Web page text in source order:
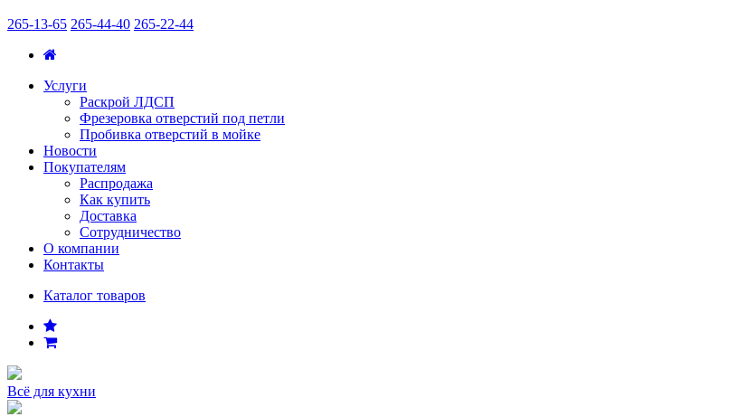
265-13-65 265-44-40 265-22-44
Услуги
Раскрой ЛДСП
Фрезеровка отверстий под петли
Пробивка отверстий в мойке
Новости
Покупателям
Распродажа
Как купить
Доставка
Сотрудничество
О компании
Контакты
Каталог товаров
Всё для кухни